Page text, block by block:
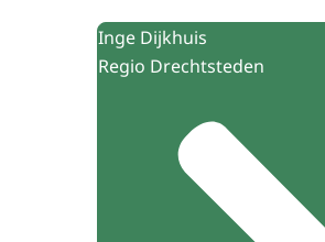
Inge Dijkhuis
Regio Drechtsteden